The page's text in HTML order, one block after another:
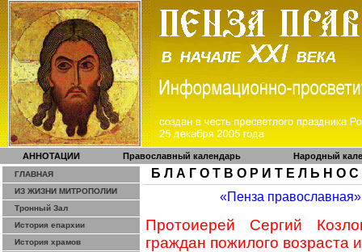
АННОТАЦИИ Православный календарь Народный
ГЛАВНАЯ
ИЗ ЖИЗНИ МИТРОПОЛИИ
Тронный Зал
История епархии
История храмов
Б Л А Г О Т В О Р И Т Е Л Ь Н О С
«Пенза
Протоиерей Сергий
граждан пожилого возраста